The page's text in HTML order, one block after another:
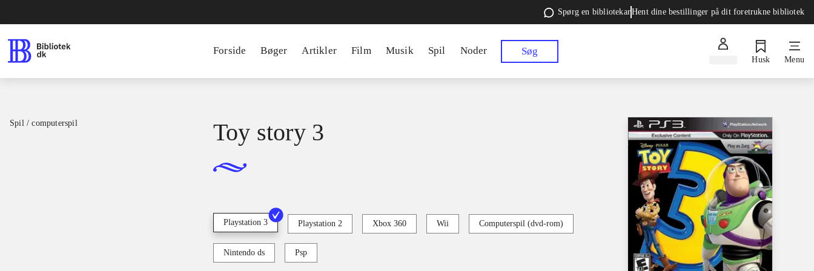
Spørg en bibliotekarHent dine bestillinger på dit foretrukne bibliotek
Forside Bøger Artikler Film Musik Spil Noder Søg
Husk Menu
Spil / computerspil Toy story 3
Playstation 3 Playstation 2 Xbox 360 Wii Computerspil (dvd-rom)
Nintendo ds Psp